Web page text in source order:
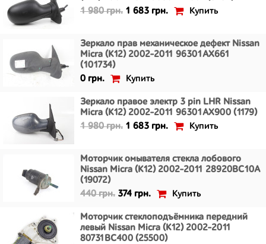
1 980 грн. 1 683 грн. Купить
Зеркало прав механическое дефект Nissan
Micra (K12) 2002-2011 96301AX661
(101734)
0 грн.
Купить
Зеркало правое электр 3 pin LHR Nissan
Micra (K12) 2002-2011 96301AX900 (1179)
1 980 грн. 1 683 грн. Купить
Моторчик омывателя стекла лобового
Nissan Micra (K12) 2002-2011 28920BC10A
(19072)
440 грн. 374 грн. Купить
Моторчик стеклоподъёмника передний
левый Nissan Micra (K12) 2002-2011
80731BC400 (25500)